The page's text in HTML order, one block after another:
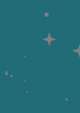
Zerówka
Klasa 2
Klasa 3